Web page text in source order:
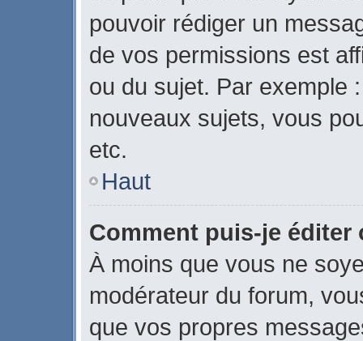
pouvoir rédiger un
de vos permissions est
ou du sujet. Par exemple
nouveaux sujets, vous
etc.
Haut
Comment puis-je éditer
À moins que vous ne
modérateur du forum,
que vos propres